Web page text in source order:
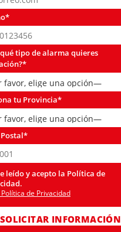
tipo de alarma quieres
tu Provincia*
leído y acepto la Política de
de Privacidad
deja este campo vacío.